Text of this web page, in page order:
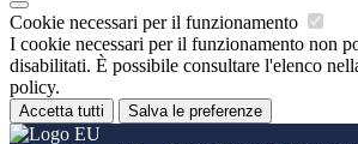
Cookie necessari per il funzionamento
I cookie necessari per il funzionamento non
disabilitati. È possibile consultare l'elenco
policy.
Accetta tutti Salva le preferenze